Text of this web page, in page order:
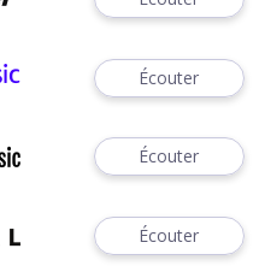
Écouter
Écouter
Écouter